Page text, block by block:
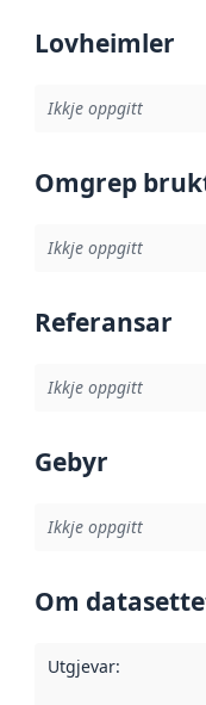
Lovheimler
Ikkje oppgitt
Omgrep
Ikkje oppgitt
Referansar
Ikkje oppgitt
Gebyr
Ikkje oppgitt
Om
Utgjevar: